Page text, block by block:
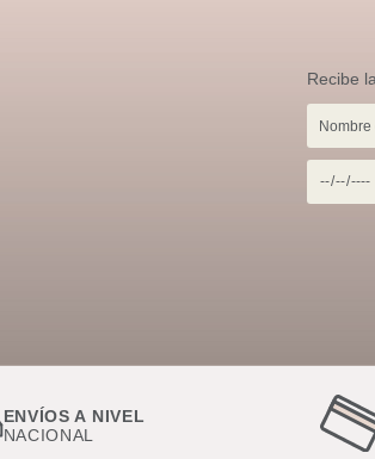
Recibe
MEDIOS DE PAGO